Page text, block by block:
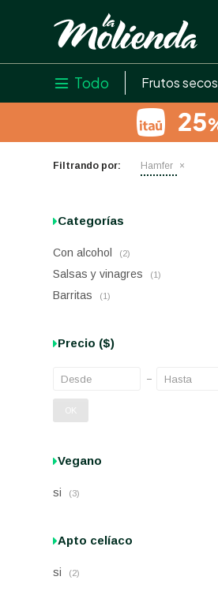
 Todo Frutos secos
Filtrando por: Hamfer
Categorías
Con alcohol (2)
Salsas y vinagres (1)
Barritas (1)
Precio ($)
OK
Vegano
si (3)
Apto celíaco
si (2)
close
store
local_shipping
credit_card
help